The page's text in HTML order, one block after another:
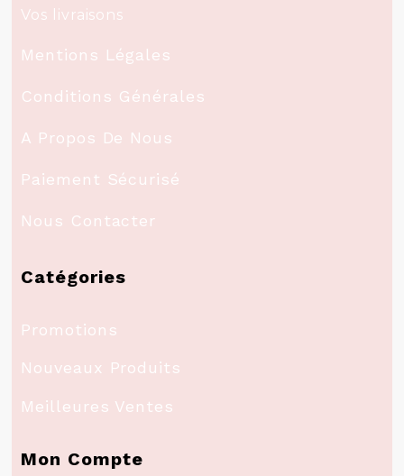
Vos livraisons
Mentions Légales
Conditions Générales
A Propos De Nous
Paiement Sécurisé
Nous Contacter
Catégories
Promotions
Nouveaux Produits
Meilleures Ventes
Mon Compte